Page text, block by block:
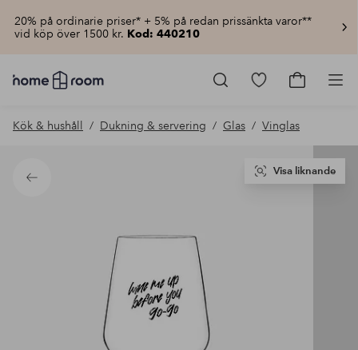
20% på ordinarie priser* + 5% på redan prissänkta varor**
vid köp över 1500 kr. Kod: 440210
Homeroom
–
hemmet
pris
Gå
produkter
Gå
Kök & hushåll Dukning & servering Glas Vinglas
Tillbaka
Visa liknande